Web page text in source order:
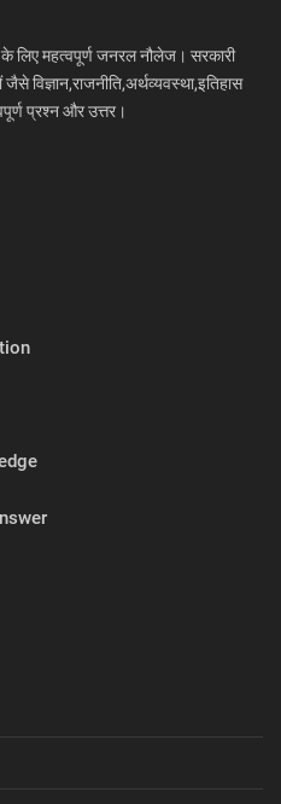
के लिए महत्वपूर्ण जनरल नौलेज। सरकारी
विज्ञान,राजनीति,अर्थव्यवस्था,इतिहास
प्रश्न और उत्तर।